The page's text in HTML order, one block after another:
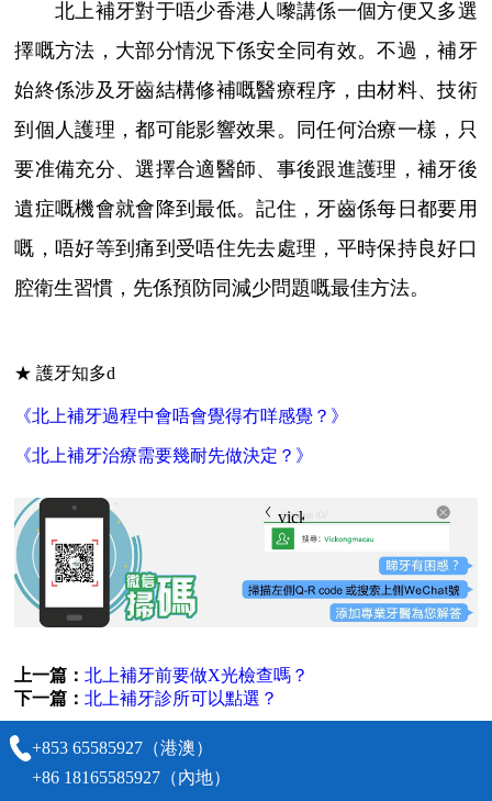
北上補牙對于唔少香港人嚟講係一個方便又多選
擇嘅方法，大部分情況下係安全同有效。不過，補牙
始終係涉及牙齒結構修補嘅醫療程序，由材料、技術
到個人護理，都可能影響效果。同任何治療一樣，只
要准備充分、選擇合適醫師、事後跟進護理，補牙後
遺症嘅機會就會降到最低。記住，牙齒係每日都要用
嘅，唔好等到痛到受唔住先去處理，平時保持良好口
腔衛生習慣，先係預防同減少問題嘅最佳方法。
★ 護牙知多d
《北上補牙過程中會唔會覺得冇咩感覺？》
《北上補牙治療需要幾耐先做決定？》
vickongmacau
上一篇：北上補牙前要做X光檢查嗎？
下一篇：北上補牙診所可以點選？
+853 65585927（港澳）
+86 18165585927（內地）